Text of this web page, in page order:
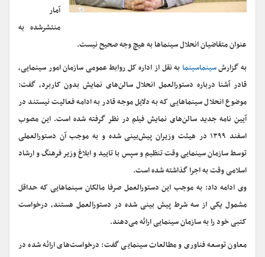
آمار
منتشرشده به
عنوان متقاضیان انحلال سینماها به هیچ وجه صحیح نیست.
به گزارشسینماسینمابه نقل از اداره کل روابط عمومی سازمان امور سینمایی،
قادر آشنا درباره دستورالعمل انحلال سالن‌های نمایش بدون کاربرد، گفت:
موضوع انحلال سینماهایی که به دلایل موجه قادر به ادامه فعالیت نیستند در
آیین نامه جدید سالن‌های نمایش فیلم در نظر گرفته شده است. این مصوب
اسفند ۱۳۹۹ در هیئت وزیران پیش‌بینی شده و به موجب آن دستورالعملی
توسط سازمان سینمایی وقت تنظیم و سپس با تایید و ابلاغ وزیر فرهنگ و ارشاد
اسلامی وقت به اجرا گذاشته شده است.
وی ادامه داد: به موجب این دستورالعمل صرفا مالکان سینماهایی که حداقل
مشمول یکی از سه شرط پیش بینی شده در دستورالعمل هستند، درخواست
کتبی خود را به سازمان سینمایی ارائه می‌دهند.
معاون توسعه فناوری و مطالعات سینمایی گفت: درخواست‌های ارائه شده در